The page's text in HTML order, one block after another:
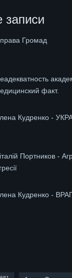
записи
Громад
факт.
Кудренко -
Портников -
Кудренко -